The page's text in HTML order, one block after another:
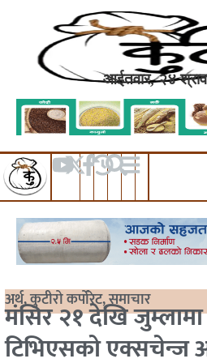
आईतवार, २४
अर्थ,कुटीरो कर्पोरेट,समाचार
मंसिर २१ देखि जुम्लामा
टिभिएसको एक्सचेन्ज